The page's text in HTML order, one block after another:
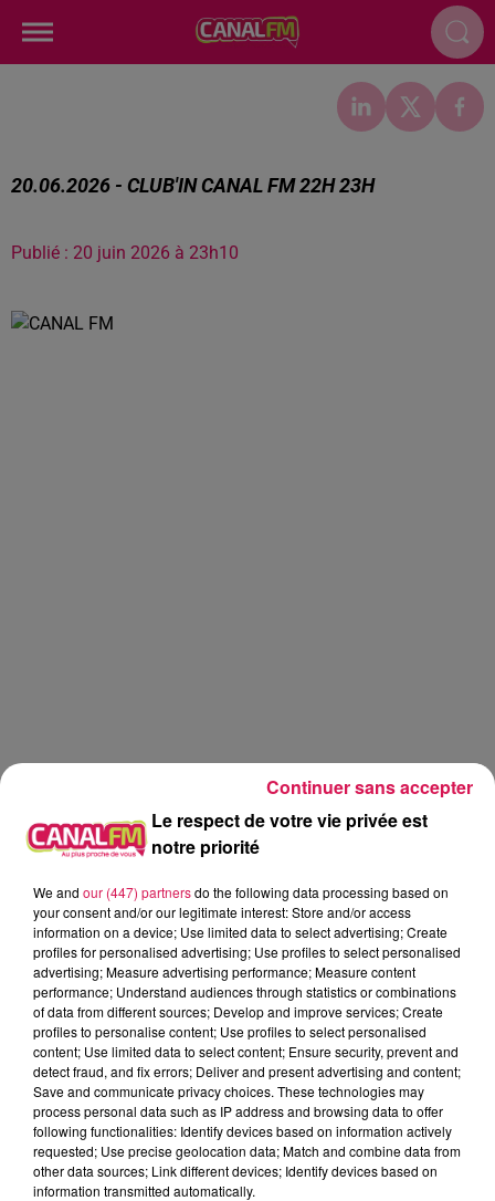
20.06.2026 - CLUB'IN CANAL FM 22H 23H
Publié : 20 juin 2026 à 23h10
mix dj set X.N.S.O. canal fm
X.N.S.O.
20.06.2026 - CLUB'IN CANAL FM 22H 23H
0:00
20 juin 2026 - 1 h
20.06.2026 - CLUB'IN CANAL FM 22H 23H
Le respect de votre vie privée est
notre priorité
We and our (447) partnersdo the following data processing based on
your consent and/or our legitimate interest: Store and/or access
information on a device; Use limited data to select advertising; Create
profiles for personalised advertising; Use profiles to select personalised
advertising; Measure advertising performance; Measure content
performance; Understand audiences through statistics or combinations
of data from different sources; Develop and improve services; Create
profiles to personalise content; Use profiles to select personalised
content; Use limited data to select content; Ensure security, prevent and
detect fraud, and fix errors; Deliver and present advertising and content;
Save and communicate privacy choices. These technologies may
process personal data such as IP address and browsing data to offer
following functionalities: Identify devices based on information actively
requested; Use precise geolocation data; Match and combine data from
other data sources; Link different devices; Identify devices based on
information transmitted automatically.
Continuer sans accepter